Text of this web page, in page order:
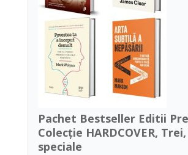
Pachet Bestseller Editii
Colecție HARDCOVER,
speciale